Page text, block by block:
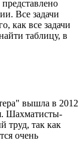
Все задачи
как все задачи
таблицу, в
вышла в 2012
Шахматисты-
труд, так как
очень